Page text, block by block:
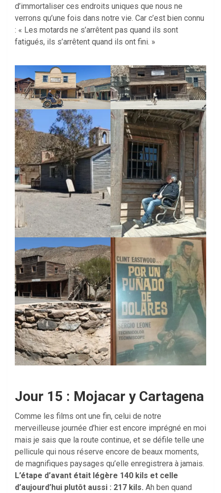
d’immortaliser ces endroits uniques que nous ne
verrons qu’une fois dans notre vie. Car c’est bien connu
: « Les motards ne s’arrêtent pas quand ils sont
fatigués, ils s’arrêtent quand ils ont fini. »
Jour 15 : Mojacar y Cartagena
Comme les films ont une fin, celui de notre
merveilleuse journée d’hier est encore imprégné en moi
mais je sais que la route continue, et se défile telle une
pellicule qui nous réserve encore de beaux moments,
de magnifiques paysages qu’elle enregistrera à jamais.
L’étape d’avant était légère 140 kils et celle
d’aujourd’hui plutôt aussi : 217 kils. Ah ben quand